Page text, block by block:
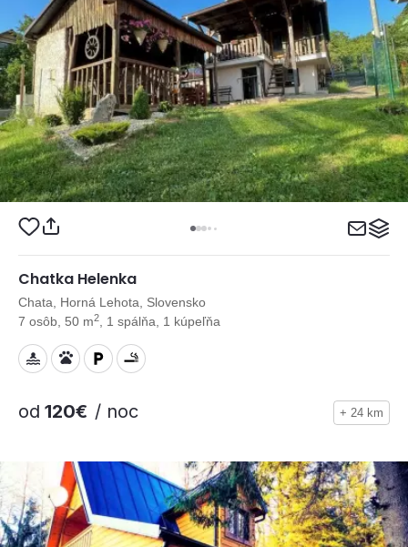
Chatka Helenka
Chata, Horná Lehota, Slovensko
7 osôb, 50 m2 , 1 spálňa, 1 kúpeľňa
od 120€ / noc + 24 km